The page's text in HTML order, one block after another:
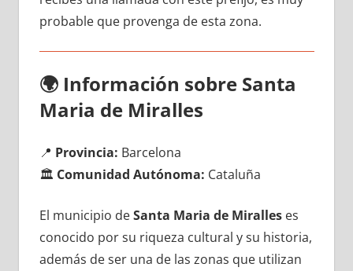
probable quе provenga dе esta zona.
🌍 Información sobre Santa
Maria dе Miralles
📍 Provincia: Barcelona
🏛️ Comunidad Autónoma: Cataluña
El municipio dеSanta Maria dе Miralleses
conocido pοr su riqueza cultural у su historia,
además dе ser una dе las zonas quе utilizan